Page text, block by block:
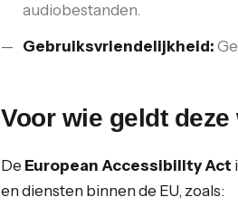
audiobestanden.
Gebruiksvriendelijkheid:
Voor wie geldt deze
De European Accessibility Act
en diensten binnen de EU, zoals: